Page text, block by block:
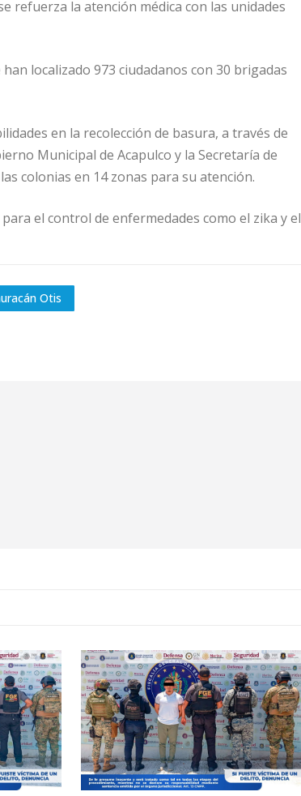
refuerza la atención médica con las unidades
localizado 973 ciudadanos con 30 brigadas
en la recolección de basura, a través de
Municipal de Acapulco y la Secretaría de
colonias en 14 zonas para su atención.
el control de enfermedades como el zika y el
Otis